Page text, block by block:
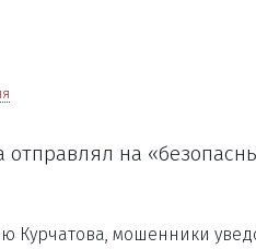
на
Курчатова, мошенники